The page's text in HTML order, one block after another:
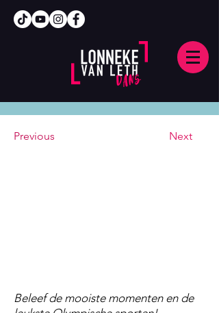
Previous Next
Beleef de mooiste momenten en de